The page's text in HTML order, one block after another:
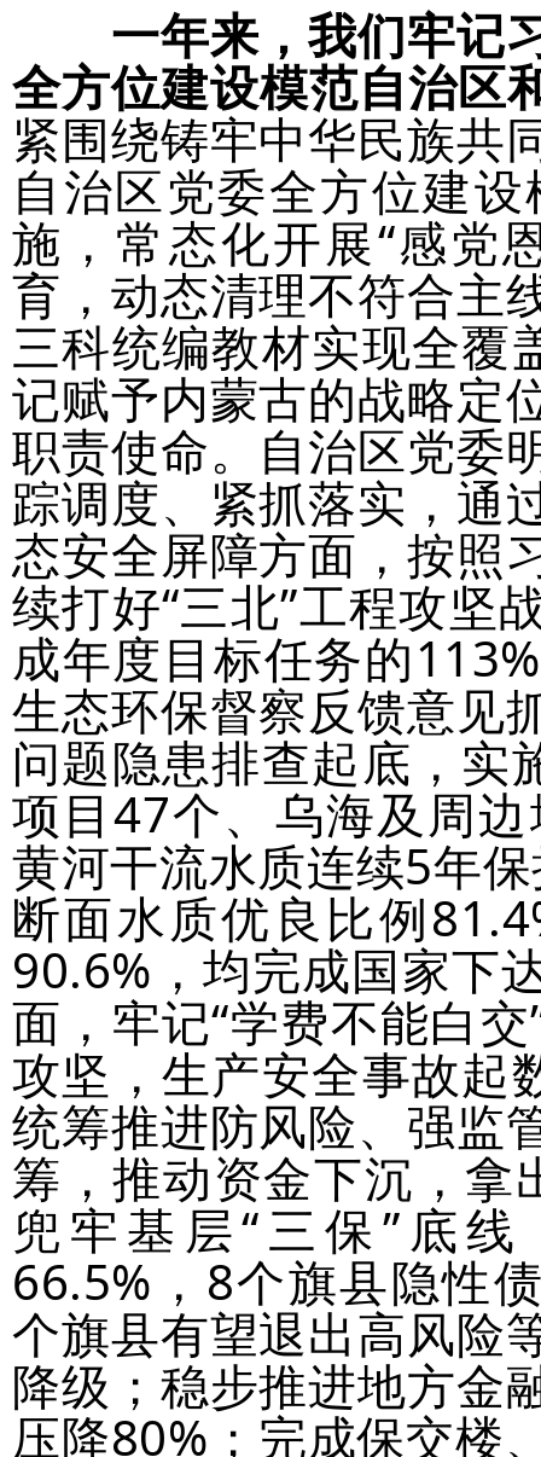
一年来，我们牢记
全方位建设模范自治区
紧围绕铸牢中华民族共
自治区党委全方位建
施，常态化开展“感党
育，动态清理不符合主
三科统编教材实现全覆
记赋予内蒙古的战略定
职责使命。自治区党委
踪调度、紧抓落实，通
态安全屏障方面，按照
续打好“三北”工程攻坚
成年度目标任务的
生态环保督察反馈意见
问题隐患排查起底，实
项目47个、乌海及周
黄河干流水质连续5年
断面水质优良比例
90.6%，均完成国家下
面，牢记“学费不能白
攻坚，生产安全事故起
统筹推进防风险、强监
筹，推动资金下沉，
兜牢基层“三保”底
66.5%，8个旗县隐性
个旗县有望退出高风险
降级；稳步推进地方金
压降80%；完成保交楼